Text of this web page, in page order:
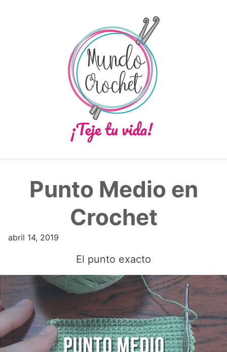
Punto Medio en
Crochet
abril 14, 2019
El punto exacto